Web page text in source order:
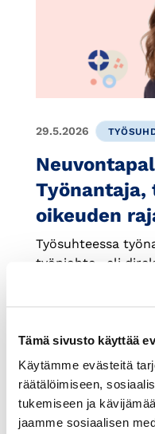
Tämä sivusto käyttää
Käytämme evästeitä
räätälöimiseen,
tukemiseen ja
jaamme sosiaalisen
29.5.2026
oikeuden
Työsuhteessa
työnjohto- eli
on velvollinen
määräykset,
Mattinen.